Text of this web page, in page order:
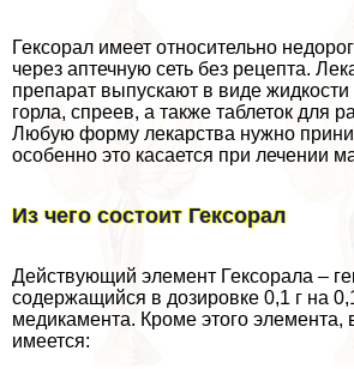
Гексорал имеет относительно
через аптечную сеть без рецепта.
препарат выпускают в виде
горла, спреев, а также таблеток для
Любую форму лекарства нужно
особенно это касается при лечении
Из чего состоит Гексорал
Действующий элемент Гексорала –
содержащийся в дозировке 0,1 г на
медикамента. Кроме этого элемента,
имеется: